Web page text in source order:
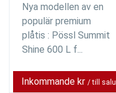
Nya modellen av en
populär premium
plåtis : Pössl Summit
Shine 600 L f...
Inkommande kr / till salu